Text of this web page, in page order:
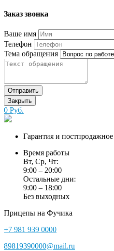
Заказ звонка
Ваше имя
Телефон
Тема обращения
Отправить
Закрыть
0 Руб.
Гарантия и
Время работы
Вт, Ср, Чт:
9:00 – 20:00
Остальные дни:
9:00 – 18:00
Без выходных
Прицепы на Фучика
+7 981 939 0000
89819390000@mail.ru